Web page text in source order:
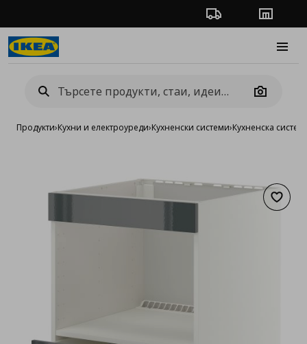
Проследяване на
Camera
Продукти›Кухни и електроуреди›Кухненски системи›Кухненска